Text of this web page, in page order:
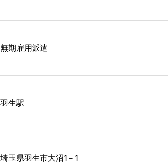
無期雇用派遣
羽生駅
埼玉県羽生市大沼1－1